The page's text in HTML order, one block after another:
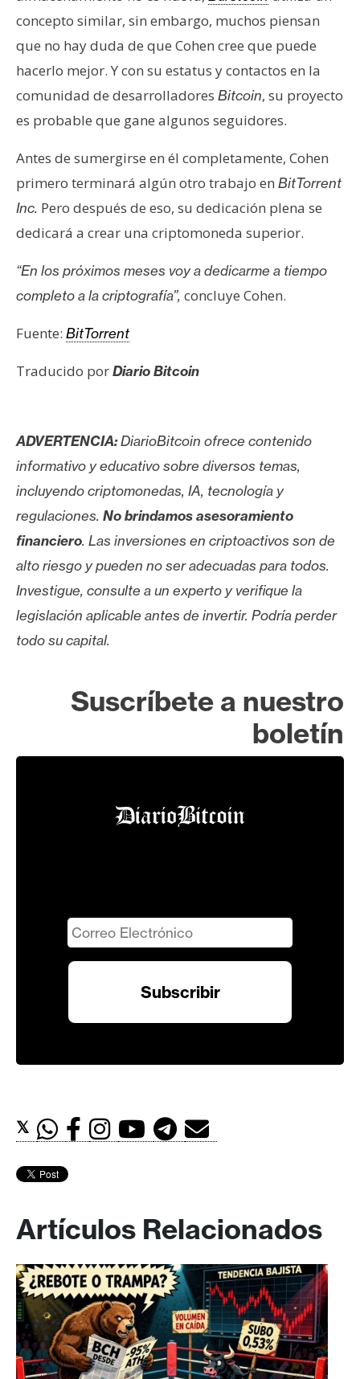
concepto similar, sin embargo, muchos piensan
que no hay duda de que Cohen cree que puede
hacerlo mejor. Y con su estatus y contactos en la
comunidad de desarrolladores Bitcoin, su proyecto
es probable que gane algunos seguidores.
Antes de sumergirse en él completamente, Cohen
primero terminará algún otro trabajo en BitTorrent
Inc. Pero después de eso, su dedicación plena se
dedicará a crear una criptomoneda superior.
“En los próximos meses voy a dedicarme a tiempo
completo a la criptografía”, concluye Cohen.
Fuente: BitTorrent
Traducido porDiario Bitcoin
ADVERTENCIA:DiarioBitcoin ofrece contenido
informativo y educativo sobre diversos temas,
incluyendo criptomonedas, IA, tecnología y
regulaciones. No brindamos asesoramiento
financiero. Las inversiones en criptoactivos son de
alto riesgo y pueden no ser adecuadas para todos.
Investigue, consulte a un experto y verifique la
legislación aplicable antes de invertir. Podría perder
todo su capital.
Suscríbete a nuestro
boletín
𝕏
Artículos Relacionados